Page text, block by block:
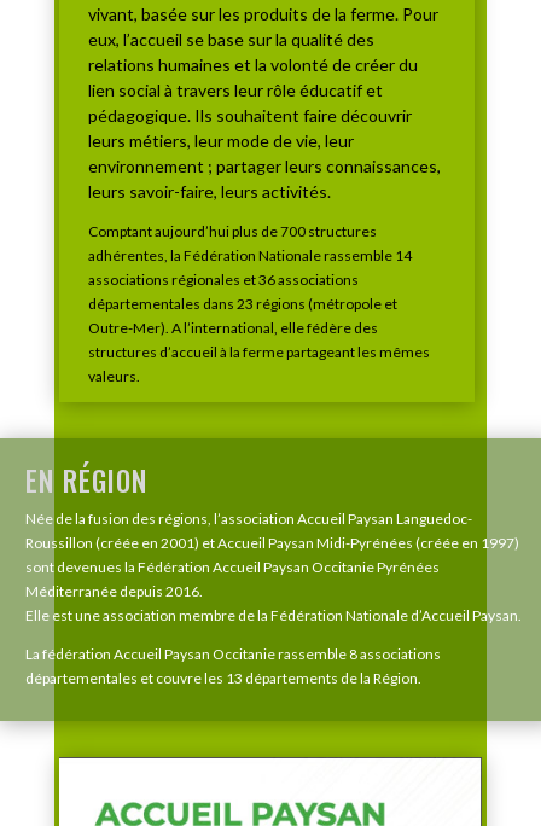
vivant, basée sur les produits de la ferme. Pour
eux, l’accueil se base sur la qualité des
relations humaines et la volonté de créer du
lien social à travers leur rôle éducatif et
pédagogique. Ils souhaitent faire découvrir
leurs métiers, leur mode de vie, leur
environnement ; partager leurs connaissances,
leurs savoir-faire, leurs activités.
Comptant aujourd’hui plus de 700 structures
adhérentes, la Fédération Nationale rassemble 14
associations régionales et 36 associations
départementales dans 23 régions (métropole et
Outre-Mer). A l’international, elle fédère des
structures d’accueil à la ferme partageant les mêmes
valeurs.
EN RÉGION
Née de la fusion des régions, l’association Accueil Paysan Languedoc-
Roussillon (créée en 2001) et Accueil Paysan Midi-Pyrénées (créée en 1997)
sont devenues la Fédération Accueil Paysan Occitanie Pyrénées
Méditerranée depuis 2016.
Elle est une association membre de la Fédération Nationale d’Accueil Paysan.
La fédération Accueil Paysan Occitanie rassemble 8 associations
départementales et couvre les 13 départements de la Région.